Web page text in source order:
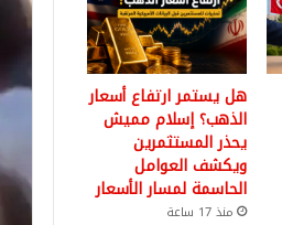
هل يستمر ارتفاع أسعار
الذهب؟ إسلام مميش
يحذر المستثمرين
ويكشف العوامل
الحاسمة لمسار الأسعار
منذ 17 ساعة